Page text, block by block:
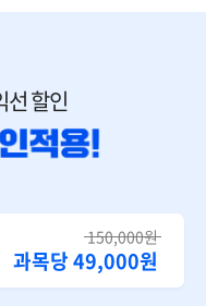
선 할인
150,000원
과목당 49,000원